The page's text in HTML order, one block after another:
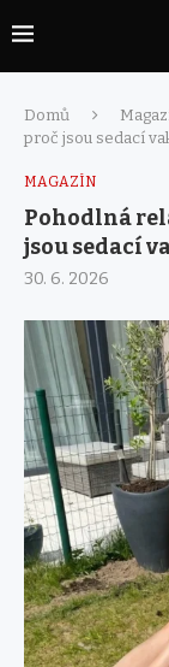
Domů
proč jsou sedací
MAGAZÍN
Pohodlná
jsou sedací
30. 6. 2026